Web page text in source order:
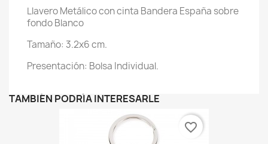
Llavero Metálico con cinta Bandera España sobre
fondo Blanco
Tamaño: 3.2x6 cm.
Presentación: Bolsa Individual.
TAMBIÉN PODRÍA INTERESARLE
favorite_border